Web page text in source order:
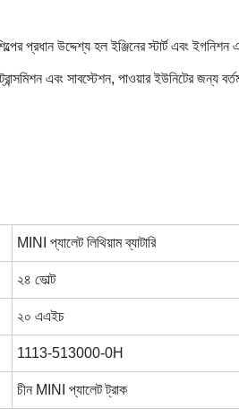
প্রধান উদ্দেশ্য হল ইঞ্জিনের স্টার্ট এবং
এবং সাবস্টেশন, পাওয়ার ইউনিটের
MINI প্যালেট লিথিয়াম ব্যাটারি
২৪ ভোল্ট
২০ এএইচ
1113-513000-0H
চীন MINI প্যালেট ট্রাক